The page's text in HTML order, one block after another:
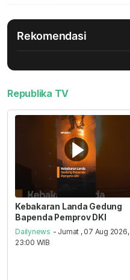
Rekomendasi
Republika TV
Kebakaran Landa Gedung
Bapenda Pemprov DKI
Dailynews - Jumat , 07 Aug 2026,
23:00 WIB